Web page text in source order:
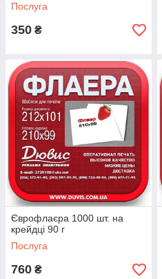
Послуга
350 ₴
Єврофлаєра 1000 шт. на
крейдці 90 г
Послуга
760 ₴